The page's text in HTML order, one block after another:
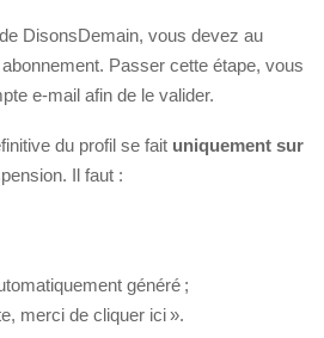
DisonsDemain, vous devez au
Passer cette étape, vous
e-mail afin de le valider.
du profil se fait uniquement sur
Il faut :
généré ;
merci de cliquer ici ».